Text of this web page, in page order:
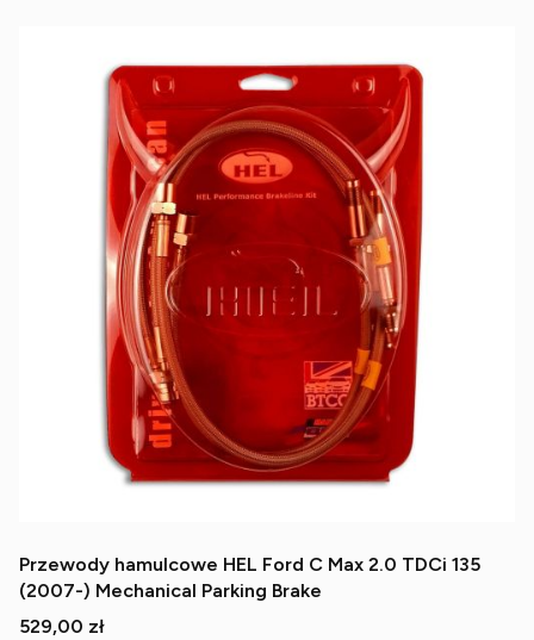
Przewody hamulcowe HEL Ford C Max 2.0 TDCi 135
(2007-) Mechanical Parking Brake
Cena
529,00 zł